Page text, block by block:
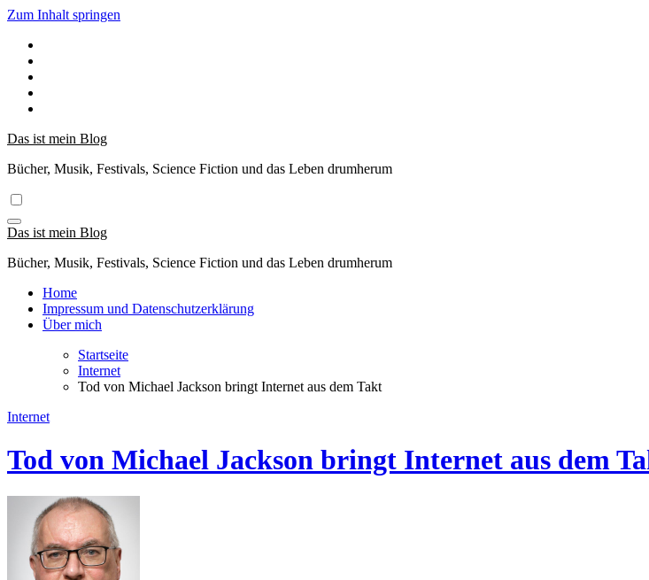
Zum Inhalt springen
Das ist mein Blog
Bücher, Musik, Festivals, Science Fiction und das Leben drumherum
Das ist mein Blog
Bücher, Musik, Festivals, Science Fiction und das Leben drumherum
Home
Impressum und Datenschutzerklärung
Über mich
Startseite
Internet
Tod von Michael Jackson bringt Internet aus dem Takt
Internet
Tod von Michael Jackson bringt Internet aus dem